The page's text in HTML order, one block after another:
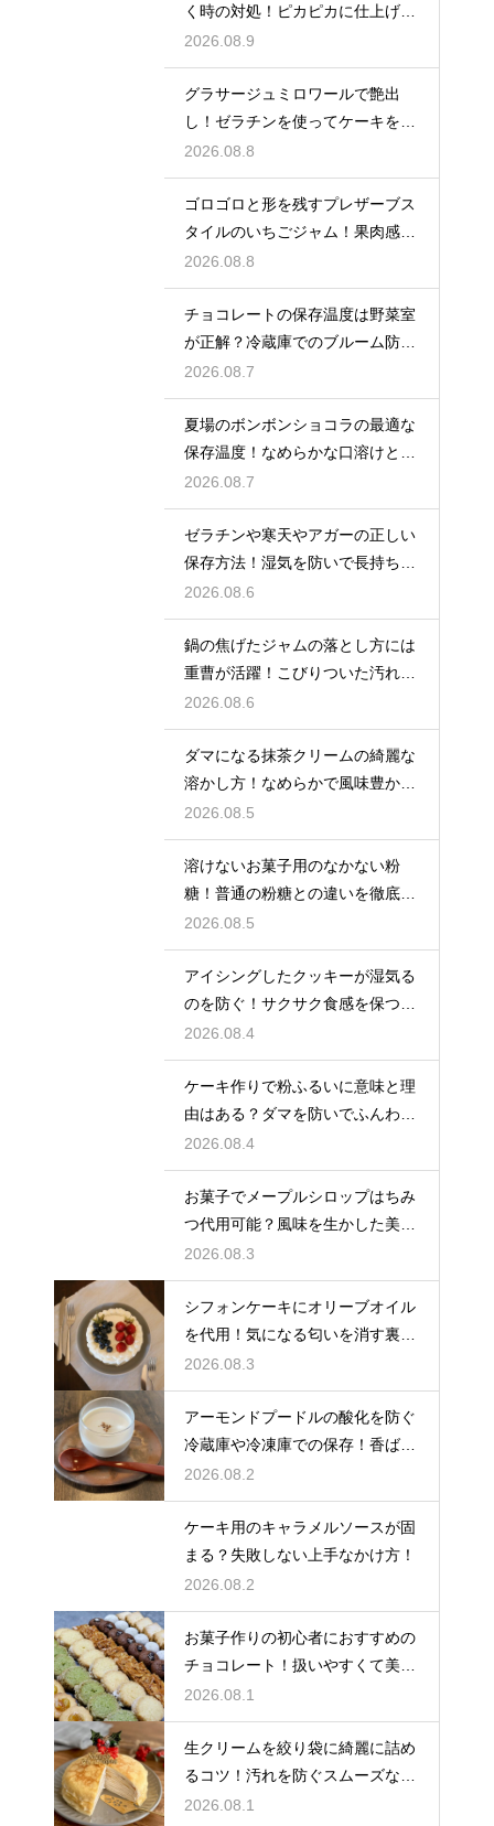
く時の対処！ピカピカに仕上げる
ための秘策
2026.08.9
グラサージュミロワールで艶出
し！ゼラチンを使ってケーキを美
しく飾る
2026.08.8
ゴロゴロと形を残すプレザーブス
タイルのいちごジャム！果肉感を
たっぷり楽しむ美味しいレシピ
2026.08.8
チョコレートの保存温度は野菜室
が正解？冷蔵庫でのブルーム防止
策
2026.08.7
夏場のボンボンショコラの最適な
保存温度！なめらかな口溶けと美
しいツヤを保つための管理方法
2026.08.7
ゼラチンや寒天やアガーの正しい
保存方法！湿気を防いで長持ちさ
せるコツ
2026.08.6
鍋の焦げたジャムの落とし方には
重曹が活躍！こびりついた汚れを
綺麗に落としてピカピカにする技
2026.08.6
ダマになる抹茶クリームの綺麗な
溶かし方！なめらかで風味豊かな
クリームを作る
2026.08.5
溶けないお菓子用のなかない粉
糖！普通の粉糖との違いを徹底解
説
2026.08.5
アイシングしたクッキーが湿気る
のを防ぐ！サクサク食感を保つ裏
技
2026.08.4
ケーキ作りで粉ふるいに意味と理
由はある？ダマを防いでふんわり
と軽い生地に焼き上げるための基
本
2026.08.4
お菓子でメープルシロップはちみ
つ代用可能？風味を生かした美味
しい技
2026.08.3
シフォンケーキにオリーブオイル
を代用！気になる匂いを消す裏ワ
ザ
2026.08.3
アーモンドプードルの酸化を防ぐ
冷蔵庫や冷凍庫での保存！香ばし
い風味を保ってお菓子を美味しく
する
2026.08.2
ケーキ用のキャラメルソースが固
まる？失敗しない上手なかけ方！
2026.08.2
お菓子作りの初心者におすすめの
チョコレート！扱いやすくて美味
しい種類を紹介
2026.08.1
生クリームを絞り袋に綺麗に詰め
るコツ！汚れを防ぐスムーズな入
れ方
2026.08.1